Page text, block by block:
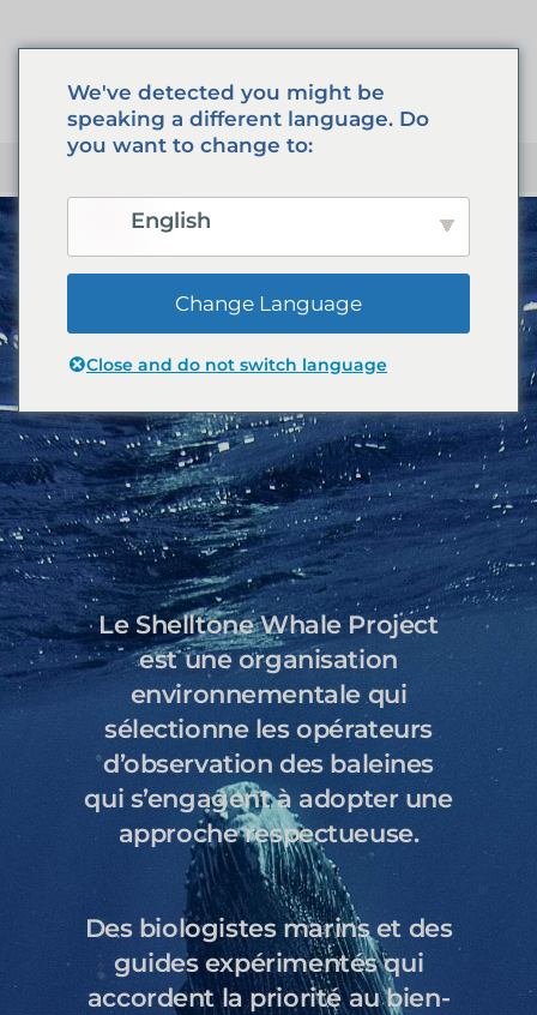
Passer
contenu
Le Shelltone Whale Project
est une organisation
environnementale qui
sélectionne les opérateurs
d’observation des baleines
qui s’engagent à adopter une
approche respectueuse.
Des biologistes marins et des
guides expérimentés qui
accordent la priorité au bien-
Retour
début
de
la
We've detected you might be
speaking a different language. Do
you want to change to:
English
Change Language
Close and do not switch language